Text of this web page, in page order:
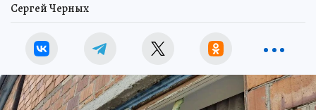
Сергей Черных